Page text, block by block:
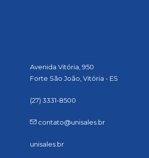
Avenida Vitória, 950
Forte São João, Vitória - ES
(27) 3331-8500
contato@unisales.br
unisales.br